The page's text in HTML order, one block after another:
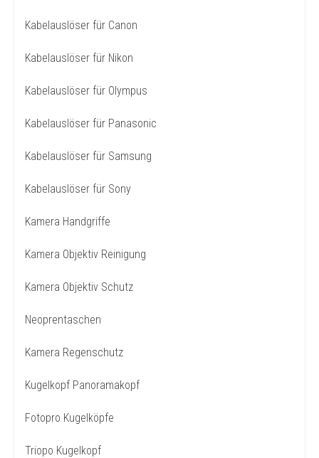
Kabelauslöser für Canon
Kabelauslöser für Nikon
Kabelauslöser für Olympus
Kabelauslöser für Panasonic
Kabelauslöser für Samsung
Kabelauslöser für Sony
Kamera Handgriffe
Kamera Objektiv Reinigung
Kamera Objektiv Schutz
Neoprentaschen
Kamera Regenschutz
Kugelkopf Panoramakopf
Fotopro Kugelköpfe
Triopo Kugelkopf